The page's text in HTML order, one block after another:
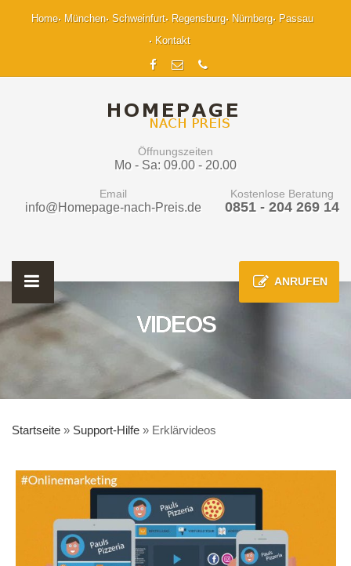
Home München Schweinfurt Regensburg Nürnberg
Passau
Kontakt
Öffnungszeiten
Mo - Sa: 09.00 - 20.00
Email
info@Homepage-nach-Preis.de
Kostenlose Beratung
0851 - 204 269 14
ANRUFEN
VIDEOS
Startseite » Support-Hilfe » Erklärvideos